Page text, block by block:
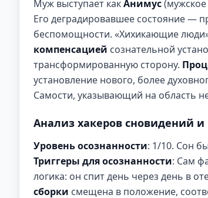
Муж выступает какАнимус
Его деградировавшее состояние —
беспомощности. «Хихикающие
компенсацией сознательной
трансформированную сторону.
установление нового, более
Самости, указывающий на область
Анализ хакеров сновидений и
Уровень осознанности: 1/10. Сон
Триггеры для осознанности: Сам
логика: он спит день через день в
сборки смещена в положение,